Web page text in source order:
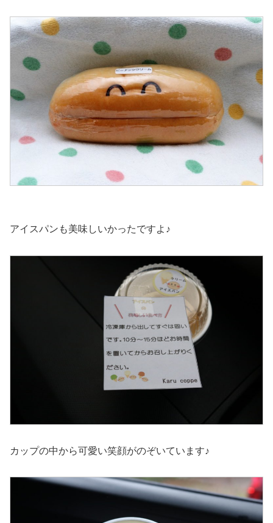
アイスパンも美味しいかったですよ♪
カップの中から可愛い笑顔がのぞいています♪